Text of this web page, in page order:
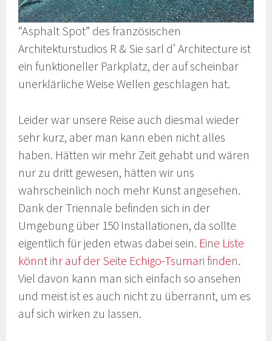
“Asphalt Spot” des französischen
Architekturstudios R & Sie sarl d’ Architecture ist
ein funktioneller Parkplatz, der auf scheinbar
unerklärliche Weise Wellen geschlagen hat.
Leider war unsere Reise auch diesmal wieder
sehr kurz, aber man kann eben nicht alles
haben. Hätten wir mehr Zeit gehabt und wären
nur zu dritt gewesen, hätten wir uns
wahrscheinlich noch mehr Kunst angesehen.
Dank der Triennale befinden sich in der
Umgebung über 150 Installationen, da sollte
eigentlich für jeden etwas dabei sein. Eine Liste
könnt ihr auf der Seite Echigo-Tsumari finden.
Viel davon kann man sich einfach so ansehen
und meist ist es auch nicht zu überrannt, um es
auf sich wirken zu lassen.